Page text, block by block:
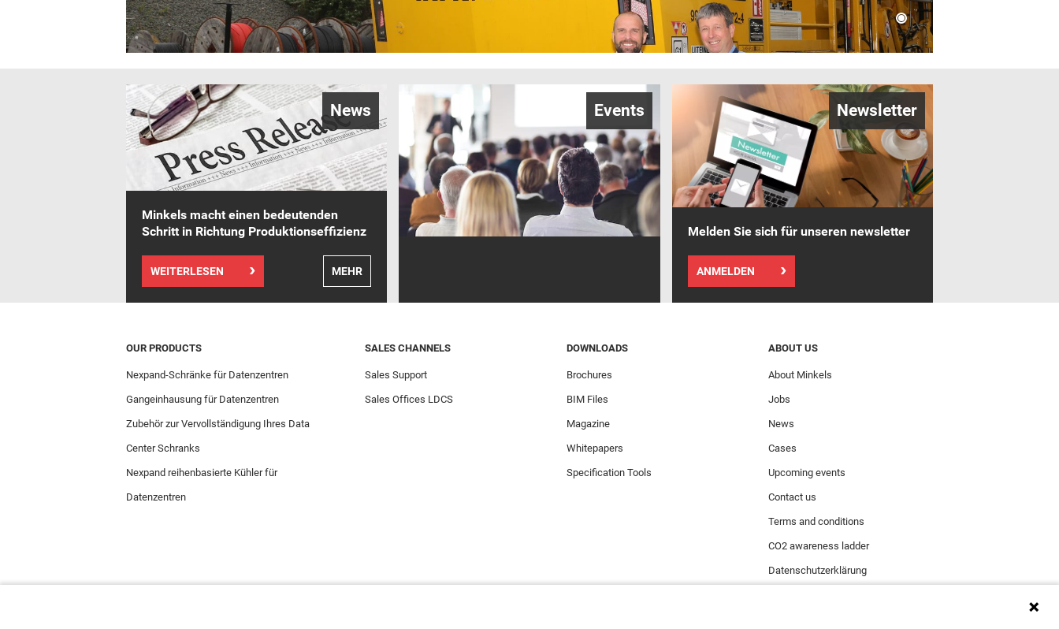
News
Minkels macht einen bedeutenden
Schritt in Richtung Produktionseffizienz
WEITERLESEN MEHR
Events Newsletter
Melden Sie sich für unseren newsletter
ANMELDEN
OUR PRODUCTS
Nexpand-Schränke für Datenzentren
Gangeinhausung für Datenzentren
Zubehör zur Vervollständigung Ihres Data
Center Schranks
Nexpand reihenbasierte Kühler für
Datenzentren
SALES CHANNELS
Sales Support
Sales Offices LDCS
DOWNLOADS
Brochures
BIM Files
Magazine
Whitepapers
Specification Tools
ABOUT US
About Minkels
Jobs
News
Cases
Upcoming events
Contact us
Terms and conditions
CO2 awareness ladder
Datenschutzerklärung